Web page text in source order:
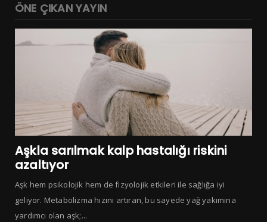
ÖNE ÇIKAN YAYIN
Aşkla sarılmak kalp hastalığı riskini
azaltıyor
Aşk hem psikolojik hem de fizyolojik etkileri ile sağlığa iyi
geliyor. Metabolizma hızını artıran, bu sayede yağ yakımına
yardımcı olan aşk;...